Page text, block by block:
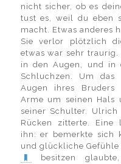
nicht sicher, ob es
tust es, weil du eben
macht. Etwas anderes
Sie verlor plötzlich
etwas war sehr
in den Augen, und in
Schluchzen. Um
Augen ihres Bruders
Arme um seinen Hals
seiner Schulter.
Rücken zitterte. Eine
ihn: er bemerkte sich
und glückliche
besitzen